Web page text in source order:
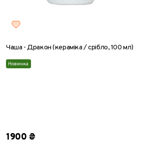
Чаша - Дракон (кераміка / срібло, 100 мл)
Новинка
1900 ₴